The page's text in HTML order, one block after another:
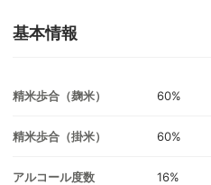
基本情報
精米歩合（麹米） 60%
精米歩合（掛米） 60%
アルコール度数 16%